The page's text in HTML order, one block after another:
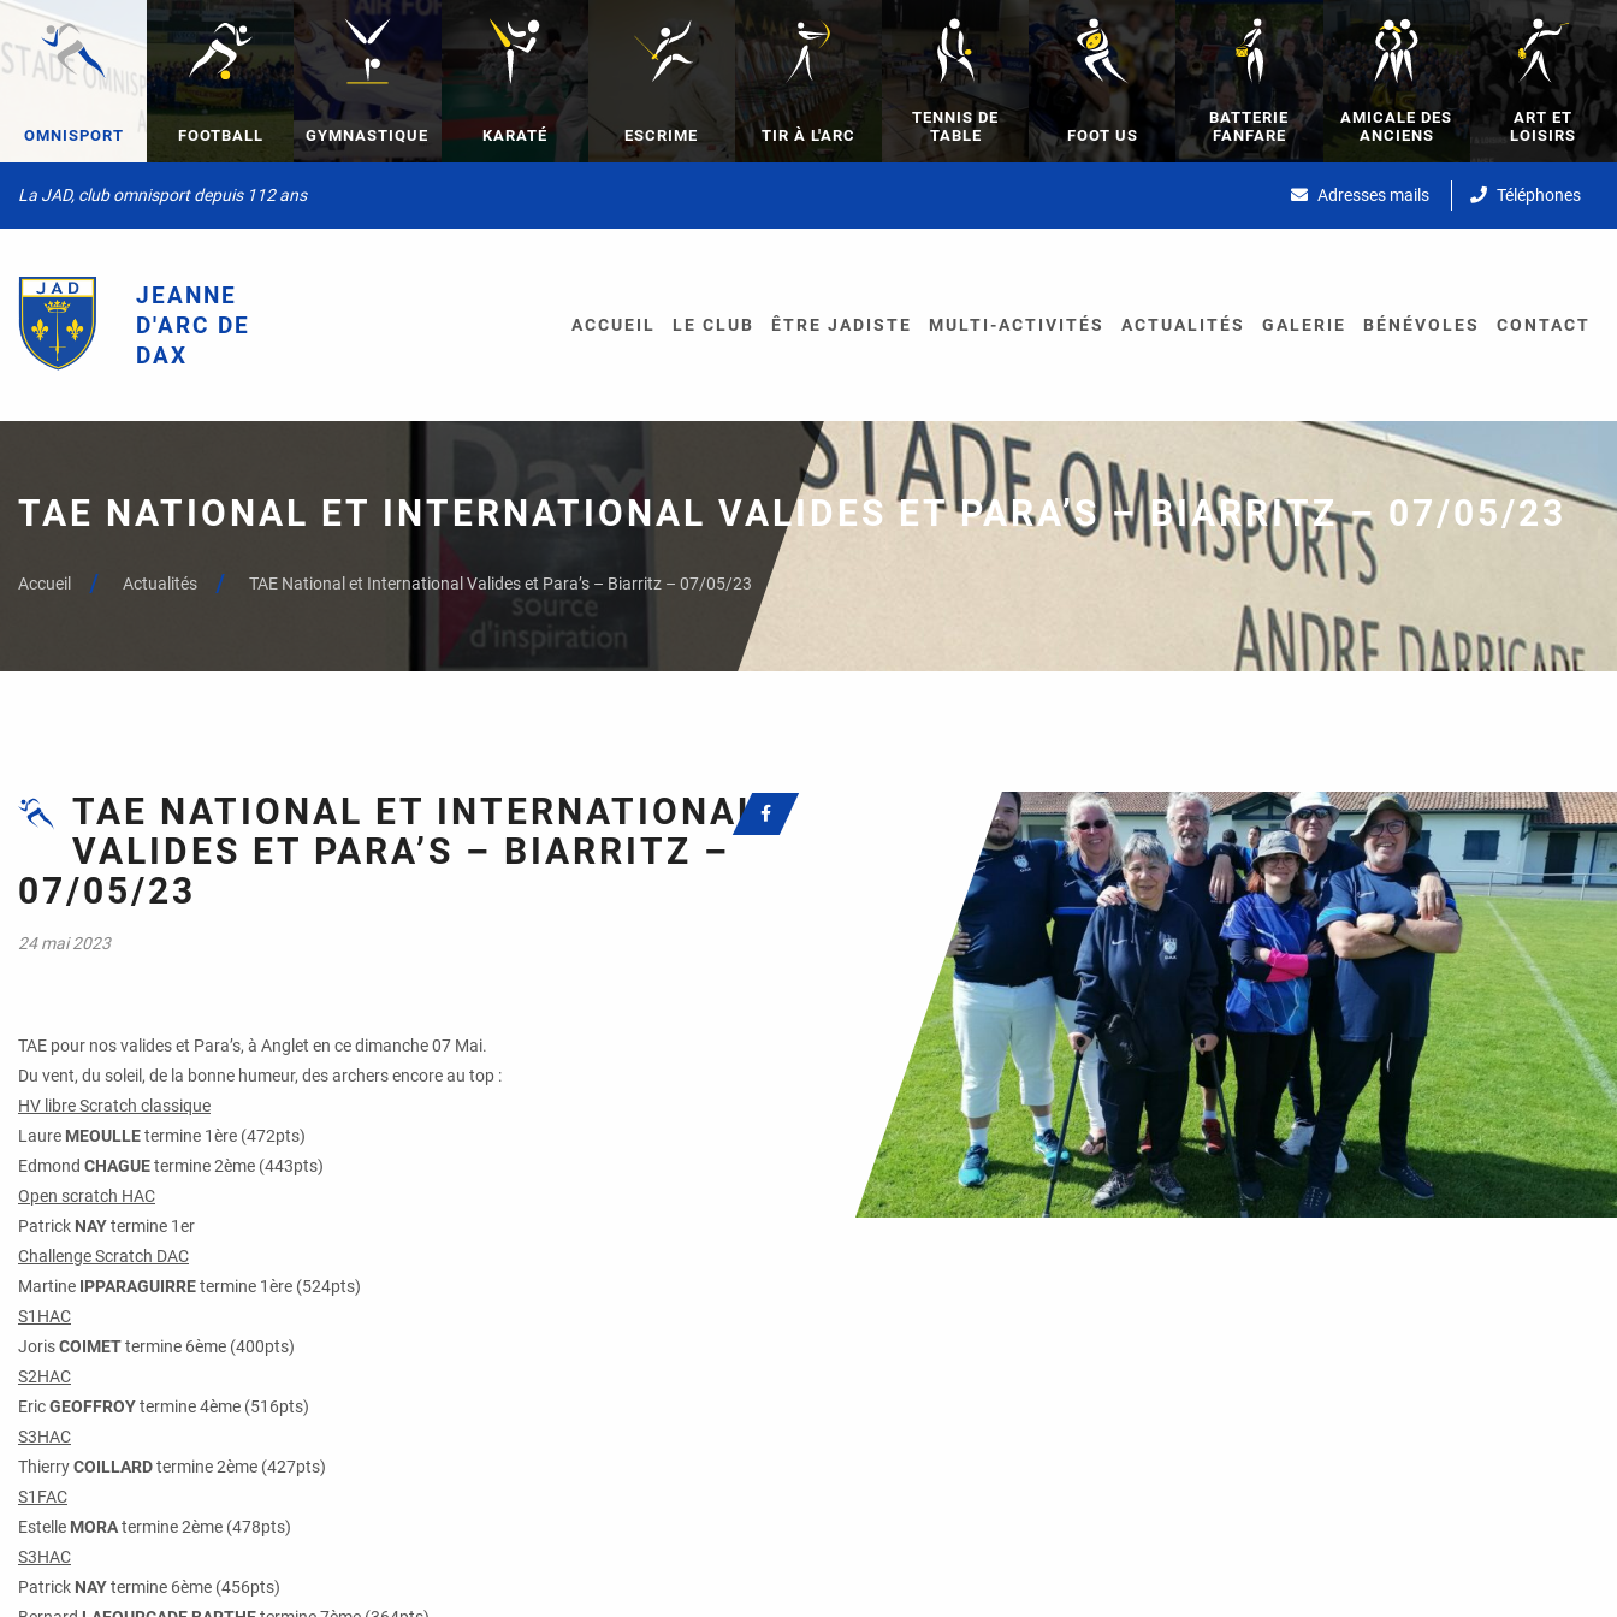
OMNISPORT FOOTBALL GYMNASTIQUE KARATÉ ESCRIME TIR À L'ARC
TENNIS DE
TABLE
FOOT US
BATTERIE
FANFARE
AMICALE DES
ANCIENS
ART ET
LOISIRS
La JAD, club omnisport depuis 112 ans Adresses mails Téléphones
JEANNE
D'ARC DE
DAX
ACCUEIL LE CLUB ÊTRE JADISTE MULTI-ACTIVITÉS ACTUALITÉS GALERIE BÉNÉVOLES CONTACT
TAE NATIONAL ET INTERNATIONAL VALIDES ET PARA’S – BIARRITZ – 07/05/23
Accueil Actualités TAE National et International Valides et Para’s – Biarritz – 07/05/23
TAE NATIONAL ET INTERNATIONAL
VALIDES ET PARA’S – BIARRITZ –
07/05/23
24 mai 2023
TAE pour nos valides et Para’s, à Anglet en ce dimanche 07 Mai.
Du vent, du soleil, de la bonne humeur, des archers encore au top :
HV libre Scratch classique
Laure MEOULLEtermine 1ère (472pts)
Edmond CHAGUEtermine 2ème (443pts)
Open scratch HAC
Patrick NAYtermine 1er
Challenge Scratch DAC
Martine IPPARAGUIRREtermine 1ère (524pts)
S1HAC
JorisCOIMETtermine 6ème (400pts)
S2HAC
EricGEOFFROYtermine 4ème (516pts)
S3HAC
ThierryCOILLARDtermine 2ème (427pts)
S1FAC
Estelle MORAtermine2ème (478pts)
S3HAC
Patrick NAYtermine 6ème (456pts)